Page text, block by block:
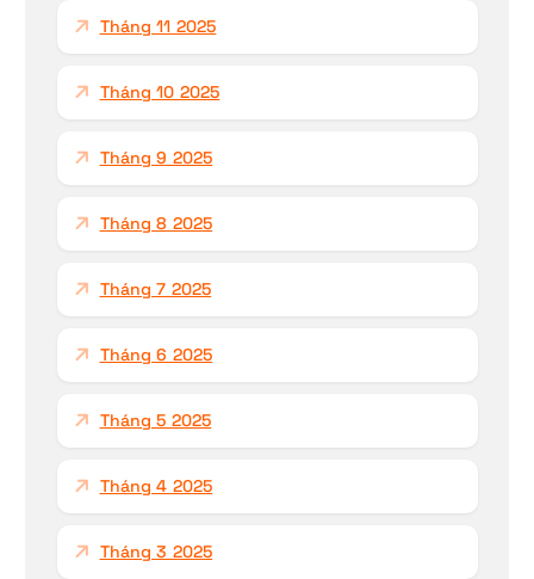
Tháng 11 2025
Tháng 10 2025
Tháng 9 2025
Tháng 8 2025
Tháng 7 2025
Tháng 6 2025
Tháng 5 2025
Tháng 4 2025
Tháng 3 2025